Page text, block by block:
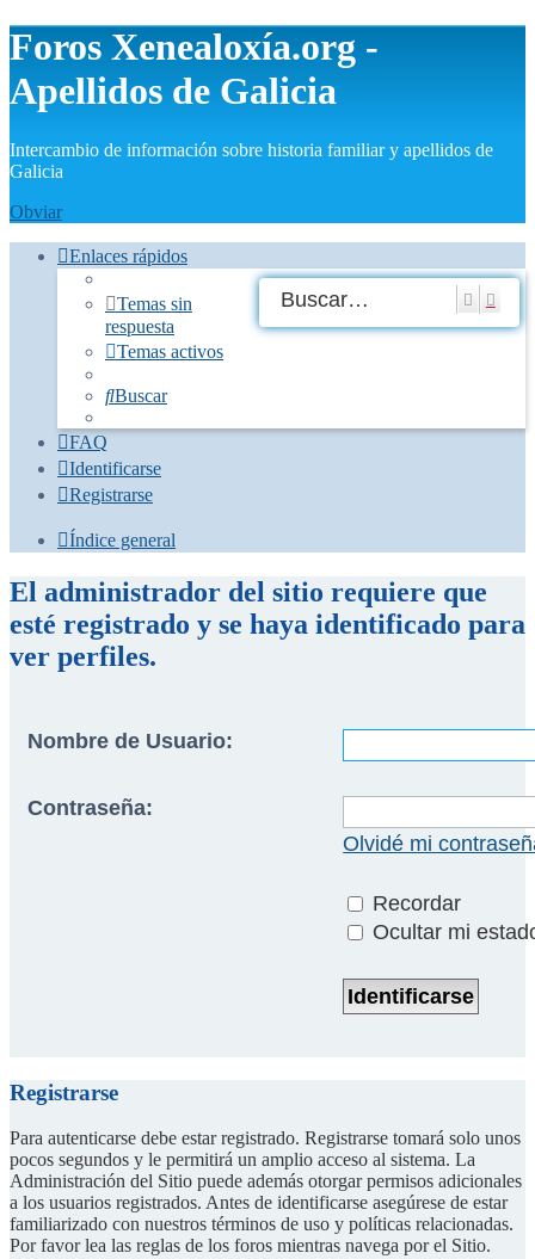
Foros Xenealoxía.org -
Apellidos de Galicia
Intercambio de información sobre historia familiar y apellidos de
Galicia
Obviar
Buscar
Enlaces rápidos
Temas sin
respuesta
Temas activos
Buscar
FAQ
Identificarse
Registrarse
Índice general
El administrador del sitio requiere que
esté registrado y se haya identificado para
ver perfiles.
Nombre de Usuario:
Contraseña:
Olvidé mi
Recordar
Ocultar mi
Registrarse
Para autenticarse debe estar registrado. Registrarse tomará solo unos
pocos segundos y le permitirá un amplio acceso al sistema. La
Administración del Sitio puede además otorgar permisos adicionales
a los usuarios registrados. Antes de identificarse asegúrese de estar
familiarizado con nuestros términos de uso y políticas relacionadas.
Por favor lea las reglas de los foros mientras navega por el Sitio.